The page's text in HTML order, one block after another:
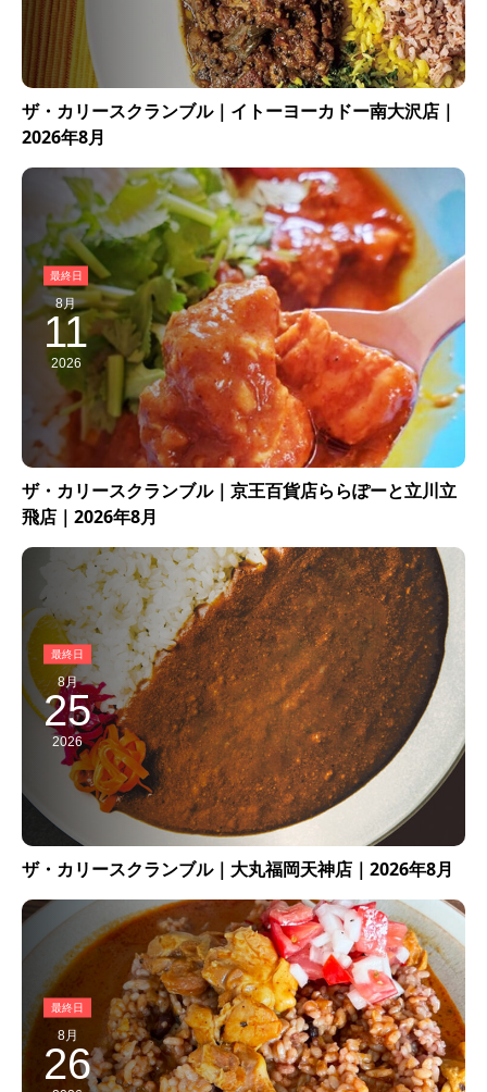
ザ・カリースクランブル｜イトーヨーカドー南大沢店｜
2026年8月
8月
11
2026
ザ・カリースクランブル｜京王百貨店ららぽーと立川立
飛店｜2026年8月
8月
25
2026
ザ・カリースクランブル｜大丸福岡天神店｜2026年8月
8月
26